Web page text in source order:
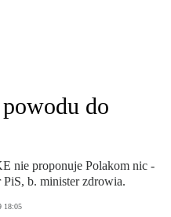
do
nie proponuje Polakom nic -
PiS, b. minister zdrowia.
18:05